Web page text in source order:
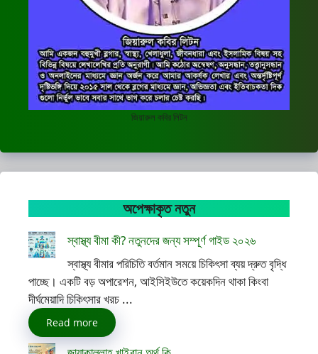
জিয়ারুল কবির লিটন
অপেক্ষাকৃত নতুন
স্বাস্থ্য বীমা কী? নতুনদের জন্য সম্পূর্ণ গাইড ২০২৬
স্বাস্থ্য বীমার পরিচিতি বর্তমান সময়ে চিকিৎসা ব্যয় দ্রুত বৃদ্ধি
পাচ্ছে। একটি বড় অপারেশন, আইসিইউতে কয়েকদিন থাকা কিংবা
দীর্ঘমেয়াদি চিকিৎসার খরচ ...
Read more